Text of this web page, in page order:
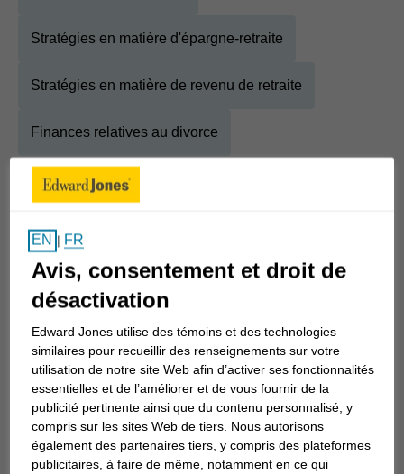
Stratégies en matière d'épargne-retraite
Stratégies en matière de revenu de retraite
Finances relatives au divorce
À propos Maryanna
Afficher la biographie complète
Transformer vos objectifs en réalité : c’est ce que
notre collaboration peut faire, car j’élabore des
spécialement pour votre famille et/ou votre
entreprise afin d’atteindre vos objectifs.
Je sais comment réaliser un objectif, car j’en ai
réalisé un moi-même. Travaillant depuis plus de 30
ans dans le secteur financier, j’ai une expérience
EN | FR
Avis, consentement et droit de
désactivation
Edward Jones utilise des témoins et des technologies
similaires pour recueillir des renseignements sur votre
utilisation de notre site Web afin d’activer ses fonctionnalités
essentielles et de l’améliorer et de vous fournir de la
publicité pertinente ainsi que du contenu personnalisé, y
compris sur les sites Web de tiers. Nous autorisons
également des partenaires tiers, y compris des plateformes
publicitaires, à faire de même, notamment en ce qui